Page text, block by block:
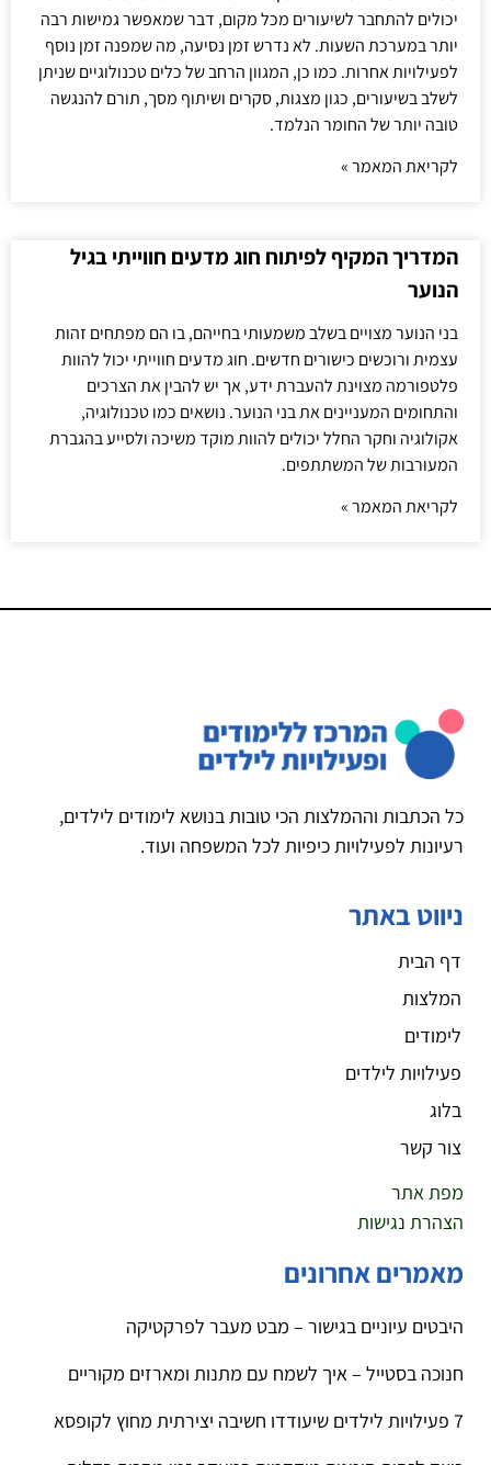
יכולים להתחבר לשיעורים מכל מקום, דבר שמאפשר גמישות רבה
יותר במערכת השעות. לא נדרש זמן נסיעה, מה שמפנה זמן נוסף
לפעילויות אחרות. כמו כן, המגוון הרחב של כלים טכנולוגיים שניתן
לשלב בשיעורים, כגון מצגות, סקרים ושיתוף מסך, תורם להנגשה
טובה יותר של החומר הנלמד.
לקריאת המאמר »
המדריך המקיף לפיתוח חוג מדעים חווייתי בגיל
הנוער
בני הנוער מצויים בשלב משמעותי בחייהם, בו הם מפתחים זהות
עצמית ורוכשים כישורים חדשים. חוג מדעים חווייתי יכול להוות
פלטפורמה מצוינת להעברת ידע, אך יש להבין את הצרכים
והתחומים המעניינים את בני הנוער. נושאים כמו טכנולוגיה,
אקולוגיה וחקר החלל יכולים להוות מוקד משיכה ולסייע בהגברת
המעורבות של המשתתפים.
לקריאת המאמר »
כל הכתבות וההמלצות הכי טובות בנושא לימודים לילדים,
רעיונות לפעילויות כיפיות לכל המשפחה ועוד.
ניווט באתר
דף הבית
המלצות
לימודים
פעילויות לילדים
בלוג
צור קשר
מפת אתר
הצהרת נגישות
מאמרים אחרונים
היבטים עיוניים בגישור – מבט מעבר לפרקטיקה
חנוכה בסטייל – איך לשמח עם מתנות ומארזים מקוריים
7 פעילויות לילדים שיעודדו חשיבה יצירתית מחוץ לקופסא